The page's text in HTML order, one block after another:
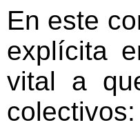
En este
explícita
vital a
colectivos: